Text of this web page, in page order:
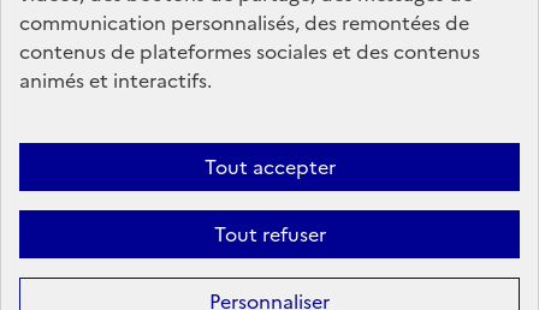
communication personnalisés, des remontées de
contenus de plateformes sociales et des contenus
animés et interactifs.
Tout accepter
Tout refuser
Personnaliser
service-public.gouv.fr
data.gouv.fr
Mentions légales
Sauf mention contraire, tous les contenus de ce site sont sous